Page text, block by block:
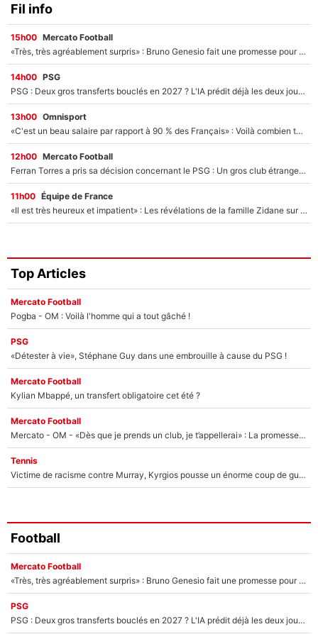
Fil info
15h00 Mercato Football
«Très, très agréablement surpris» : Bruno Genesio fait une promesse pour la suite du mercato de l’OM et rassure les supporters
14h00 PSG
PSG : Deux gros transferts bouclés en 2027 ? L'IA prédit déjà les deux joueurs qui pourraient rejoindre Luis Enrique !
13h00 Omnisport
«C'est un beau salaire par rapport à 90 % des Français» : Voilà combien touchait Nelson Monfort sur France Télévisions avant de rejoindre CNews
12h00 Mercato Football
Ferran Torres a pris sa décision concernant le PSG : Un gros club étranger prêt à relancer le feuilleton pour la signature du champion du monde 2026 !
11h00 Équipe de France
«Il est très heureux et impatient» : Les révélations de la famille Zidane sur sa prise de pouvoir en équipe de France !
Top Articles
Mercato Football
Pogba - OM : Voilà l'homme qui a tout gâché !
PSG
«Détester à vie», Stéphane Guy dans une embrouille à cause du PSG !
Mercato Football
Kylian Mbappé, un transfert obligatoire cet été ?
Mercato Football
Mercato - OM - «Dès que je prends un club, je t’appellerai» : La promesse de Marcelino au moment de claquer la porte
Tennis
Victime de racisme contre Murray, Kyrgios pousse un énorme coup de gueule !
Football
Mercato Football
«Très, très agréablement surpris» : Bruno Genesio fait une promesse pour la suite du mercato de l’OM et rassure les supporters
PSG
PSG : Deux gros transferts bouclés en 2027 ? L'IA prédit déjà les deux joueurs qui pourraient rejoindre Luis Enrique !